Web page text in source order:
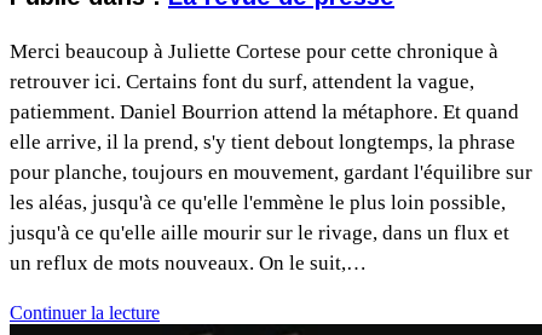
Merci beaucoup à Juliette Cortese pour cette chronique à
retrouver ici. Certains font du surf, attendent la vague,
patiemment. Daniel Bourrion attend la métaphore. Et quand
elle arrive, il la prend, s'y tient debout longtemps, la phrase
pour planche, toujours en mouvement, gardant l'équilibre sur
les aléas, jusqu'à ce qu'elle l'emmène le plus loin possible,
jusqu'à ce qu'elle aille mourir sur le rivage, dans un flux et
un reflux de mots nouveaux. On le suit,…
Continuer la lecture